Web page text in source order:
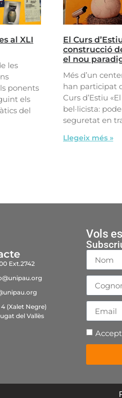
al XLI
les
ponents
els
del
El Curs
construcció
el nou
Més d’un
han participat
Curs d’Estiu
bel·licista:
seguretat en
Llegeix més »
Ext.2742
(Xalet Negre)
del Vallès
Vols